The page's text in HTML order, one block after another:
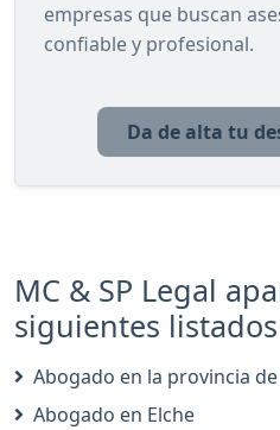
empresas que buscan
confiable y profesional.
Da de alta tu
MC & SP Legal
siguientes
Abogado en la provincia
Abogado en Elche